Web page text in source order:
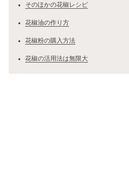
そのほかの花椒レシピ
花椒油の作り方
花椒粉の購入方法
花椒の活用法は無限大